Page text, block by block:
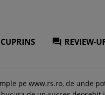
CUPRINS  REVIEW-
pe www.rs.ro, de unde